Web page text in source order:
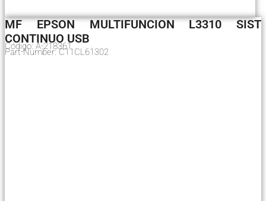
MF EPSON MULTIFUNCION L3310 SIST
CONTINUO USB
Código: A-218361
Part-Number: C11CL61302